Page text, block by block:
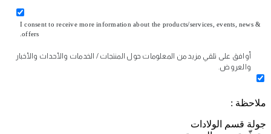
I consent to receive more information about the products/services, events, news &
offers.
أوافق على تلقي مزيد من المعلومات حول المنتجات / الخدمات والأحداث والأخبار
والعروض.
ملاحظة :
جولة قسم الولادات